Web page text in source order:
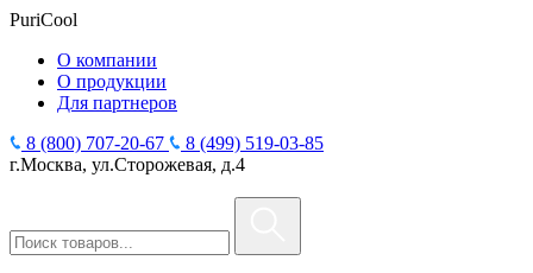
PuriCool
О компании
О продукции
Для партнеров
8 (800) 707-20-67
8 (499) 519-03-85
г.Москва, ул.Сторожевая, д.4